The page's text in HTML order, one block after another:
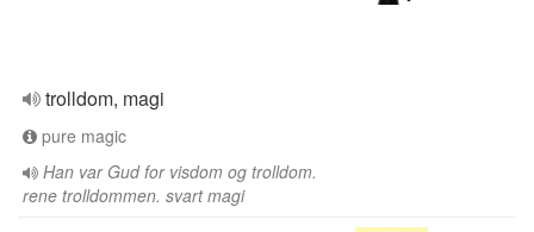
trolldom, magi
pure magic
Han var Gud for visdom og trolldom.
rene trolldommen. svart magi